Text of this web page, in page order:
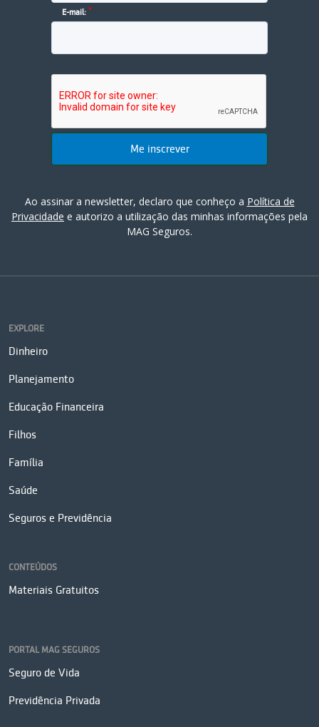
E-mail: *
Ao assinar a newsletter, declaro que conheço a Política de
Privacidade e autorizo a utilização das minhas informações pela
MAG Seguros.
EXPLORE
Dinheiro
Planejamento
Educação Financeira
Filhos
Família
Saúde
Seguros e Previdência
CONTEÚDOS
Materiais Gratuitos
PORTAL MAG SEGUROS
Seguro de Vida
Previdência Privada